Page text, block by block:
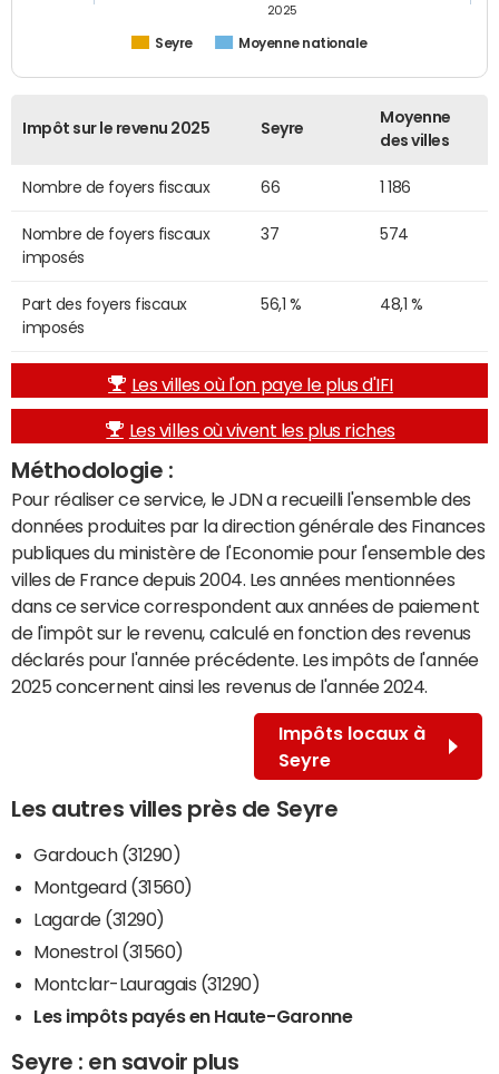
Seyre Moyenne nationale
2025
Impôt sur le revenu 2025 Seyre
Moyenne
des villes
Nombre de foyers fiscaux 66 1 186
Nombre de foyers fiscaux
imposés
37 574
Part des foyers fiscaux
imposés
56,1 % 48,1 %
Les villes où l'on paye le plus d'IFI
Les villes où vivent les plus riches
Méthodologie :
Pour réaliser ce service, le JDN a recueilli l'ensemble des
données produites par la direction générale des Finances
publiques du ministère de l'Economie pour l'ensemble des
villes de France depuis 2004. Les années mentionnées
dans ce service correspondent aux années de paiement
de l'impôt sur le revenu, calculé en fonction des revenus
déclarés pour l'année précédente. Les impôts de l'année
2025 concernent ainsi les revenus de l'année 2024.
Impôts locaux à
Seyre
Les autres villes près de Seyre
Gardouch (31290)
Montgeard (31560)
Lagarde (31290)
Monestrol (31560)
Montclar-Lauragais (31290)
Les impôts payés en Haute-Garonne
Seyre : en savoir plus